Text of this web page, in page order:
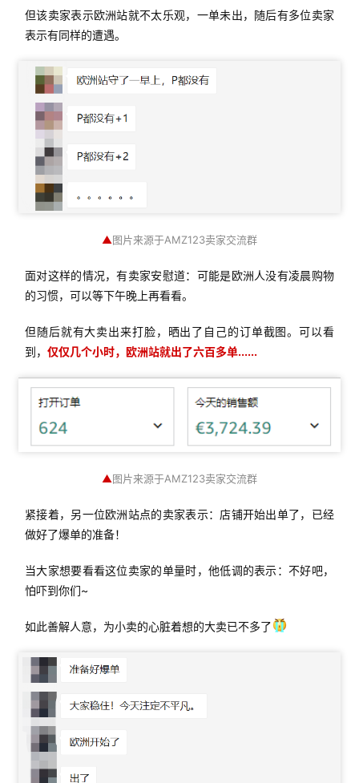
但该卖家表示欧洲站就不太乐观，一单未出，随后有多位卖家
表示有同样的遭遇。
▲图片来源于AMZ123卖家交流群
面对这样的情况，有卖家安慰道：可能是欧洲人没有凌晨购物
的习惯，可以等下午晚上再看看。
但随后就有大卖出来打脸，晒出了自己的订单截图。可以看
到， 仅仅几个小时，欧洲站就出了六百多单......
▲图片来源于AMZ123卖家交流群
紧接着，另一位欧洲站点的卖家表示：店铺开始出单了，已经
做好了爆单的准备！
当大家想要看看这位卖家的单量时，他低调的表示：不好吧，
怕吓到你们~
如此善解人意，为小卖的心脏着想的大卖已不多了